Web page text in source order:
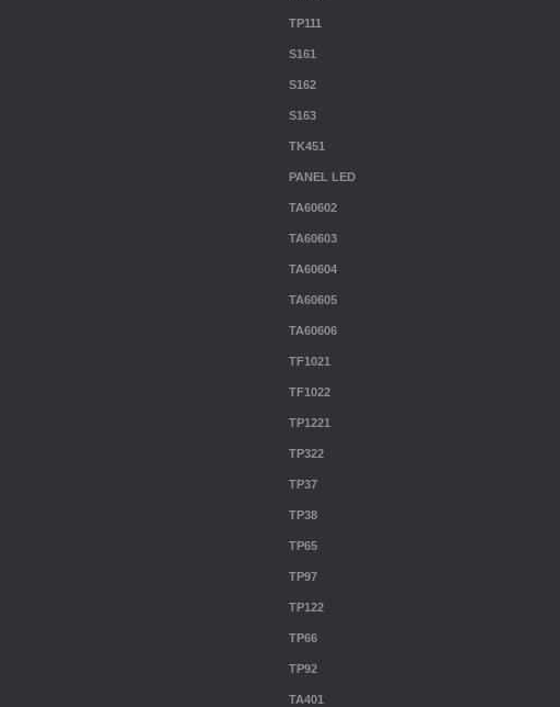
TP111
S161
S162
S163
TK451
PANEL LED
TA60602
TA60603
TA60604
TA60605
TA60606
TF1021
TF1022
TP1221
TP322
TP37
TP38
TP65
TP97
TP122
TP66
TP92
TA401